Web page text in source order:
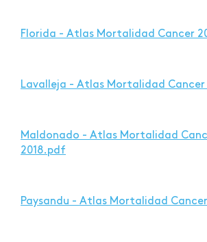
Florida - Atlas Mortalidad Cancer
Lavalleja - Atlas Mortalidad Cancer
Maldonado - Atlas Mortalidad
2018.pdf
Paysandu - Atlas Mortalidad